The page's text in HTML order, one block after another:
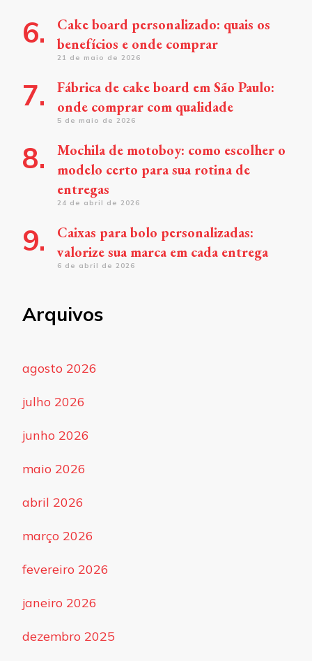
Cake board personalizado: quais os
benefícios e onde comprar
21 de maio de 2026
Fábrica de cake board em São Paulo:
onde comprar com qualidade
5 de maio de 2026
Mochila de motoboy: como escolher o
modelo certo para sua rotina de
entregas
24 de abril de 2026
Caixas para bolo personalizadas:
valorize sua marca em cada entrega
6 de abril de 2026
Arquivos
agosto 2026
julho 2026
junho 2026
maio 2026
abril 2026
março 2026
fevereiro 2026
janeiro 2026
dezembro 2025